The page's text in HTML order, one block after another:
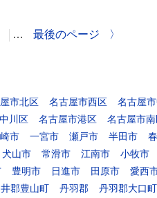
… 最後のページ 〉
市北区 名古屋市西区 名古屋
川区 名古屋市港区 名古屋市
市 一宮市 瀬戸市 半田市
犬山市 常滑市 江南市 小牧市
豊明市 日進市 田原市 愛西
郡豊山町 丹羽郡 丹羽郡大口町